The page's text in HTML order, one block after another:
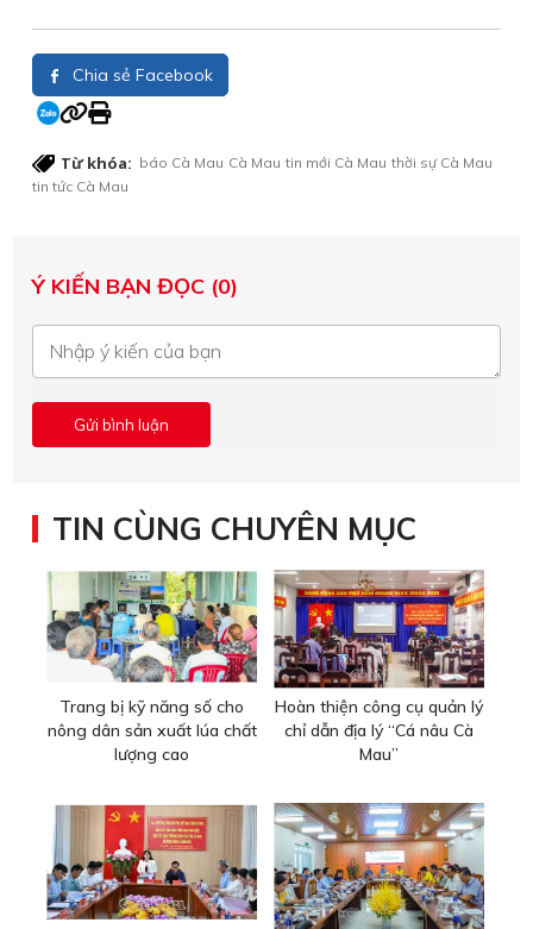
Chia sẻ Facebook
Từ khóa: báo Cà Mau Cà Mau tin mới Cà Mau thời sự Cà Mau
tin tức Cà Mau
Ý KIẾN BẠN ĐỌC (0)
TIN CÙNG CHUYÊN MỤC
Trang bị kỹ năng số cho
nông dân sản xuất lúa chất
lượng cao
Hoàn thiện công cụ quản lý
chỉ dẫn địa lý “Cá nâu Cà
Mau”